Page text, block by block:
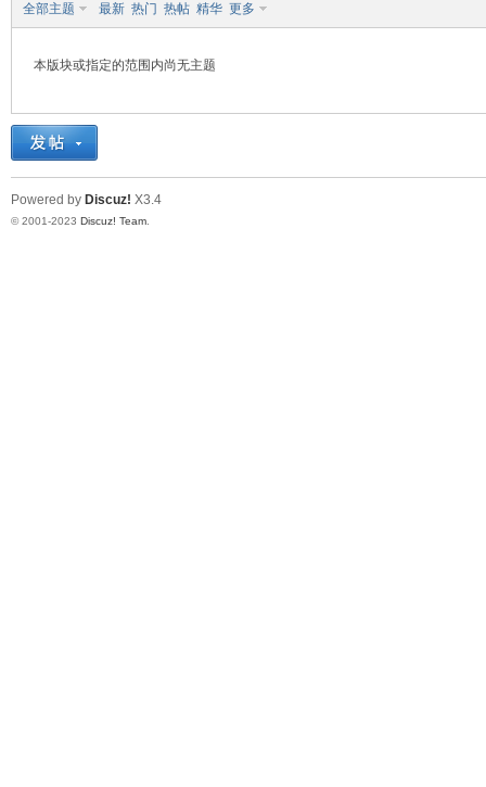
全部主题 最新 热门 热帖 精华 更多
本版块或指定的范围内尚无主题
Powered by Discuz! X3.4
© 2001-2023 Discuz! Team.